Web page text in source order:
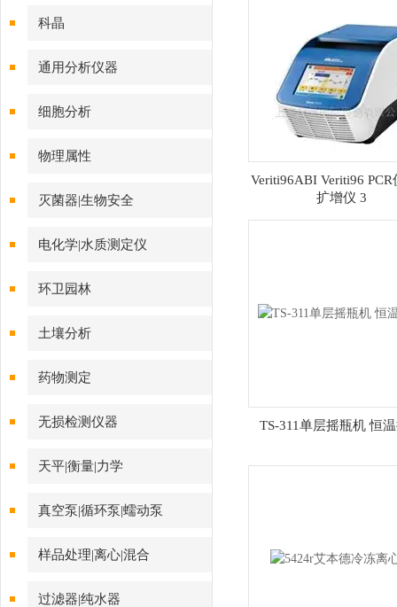
科晶
通用分析仪器
细胞分析
物理属性
灭菌器|生物安全
电化学|水质测定仪
环卫园林
土壤分析
药物测定
无损检测仪器
天平|衡量|力学
真空泵|循环泵|蠕动泵
样品处理|离心|混合
过滤器|纯水器
Veriti96ABI Veriti96 PCR
扩增仪 3
TS-311单层摇瓶机 恒